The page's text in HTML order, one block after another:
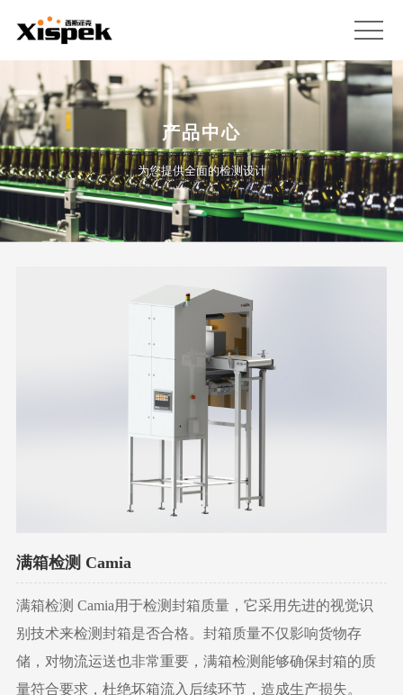
产品中心
为您提供全面的检测设计
满箱检测 Camia
满箱检测 Camia用于检测封箱质量，它采用先进的视觉识
别技术来检测封箱是否合格。封箱质量不仅影响货物存
储，对物流运送也非常重要，满箱检测能够确保封箱的质
量符合要求，杜绝坏箱流入后续环节，造成生产损失。